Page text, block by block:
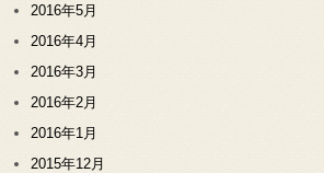
2016年5月
2016年4月
2016年3月
2016年2月
2016年1月
2015年12月